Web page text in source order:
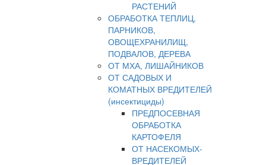
РАСТЕНИЙ
ОБРАБОТКА ТЕПЛИЦ,
ПАРНИКОВ,
ОВОЩЕХРАНИЛИЩ,
ПОДВАЛОВ, ДЕРЕВА
ОТ МХА, ЛИШАЙНИКОВ
ОТ САДОВЫХ И
КОМАТНЫХ ВРЕДИТЕЛЕЙ
(инсектициды)
ПРЕДПОСЕВНАЯ
ОБРАБОТКА
КАРТОФЕЛЯ
ОТ НАСЕКОМЫХ-
ВРЕДИТЕЛЕЙ